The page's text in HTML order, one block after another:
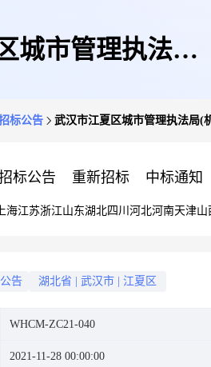
城市管理执法局
、询价)公告
标公告 武汉市江夏区城市管理执法局(
标公告 重新招标 中标通知
上海江苏浙江山东湖北四川 河北河南天津山
告 湖北省 武汉市 江夏区
WHCM-ZC21-040
2021-11-28 00:00:00